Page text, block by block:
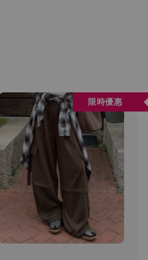
限時優惠